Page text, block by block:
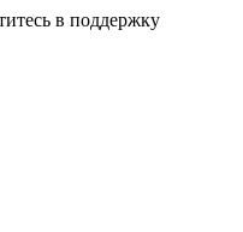
в поддержку